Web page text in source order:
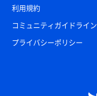
利用規約
コミュニティガイドライン
プライバシーポリシー